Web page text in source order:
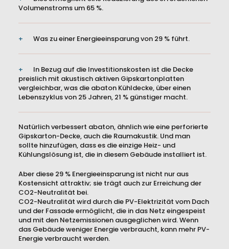
Volumenstroms um 65 %.
Was zu einer Energieeinsparung von 29 % führt.
In Bezug auf die Investitionskosten ist die Decke
preislich mit akustisch aktiven Gipskartonplatten
vergleichbar, was die abaton Kühldecke, über einen
Lebenszyklus von 25 Jahren, 21 % günstiger macht.
Natürlich verbessert abaton, ähnlich wie eine perforierte
Gipskarton-Decke, auch die Raumakustik. Und man
sollte hinzufügen, dass es die einzige Heiz- und
Kühlungslösung ist, die in diesem Gebäude installiert ist.
Aber diese 29 % Energieeinsparung ist nicht nur aus
Kostensicht attraktiv; sie trägt auch zur Erreichung der
CO2-Neutralität bei.
CO2-Neutralität wird durch die PV-Elektrizität vom Dach
und der Fassade ermöglicht, die in das Netz eingespeist
und mit den Netzemissionen ausgeglichen wird. Wenn
das Gebäude weniger Energie verbraucht, kann mehr PV-
Energie verbraucht werden.